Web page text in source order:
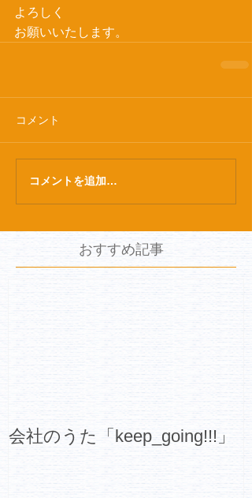
よろしく
お願いいたします。
コメント
コメントを追加…
おすすめ記事
会社のうた「keep_going!!!」